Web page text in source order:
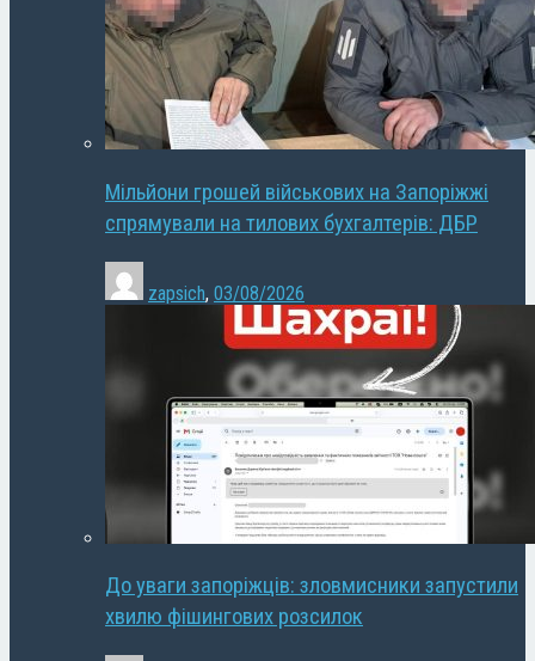
Мільйони грошей військових на Запоріжжі
спрямували на тилових бухгалтерів: ДБР
zapsich, 03/08/2026
До уваги запоріжців: зловмисники запустили
хвилю фішингових розсилок